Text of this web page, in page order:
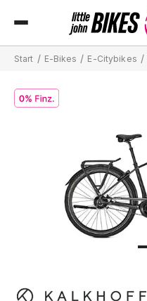
Start / E-Bikes / E-Citybikes /